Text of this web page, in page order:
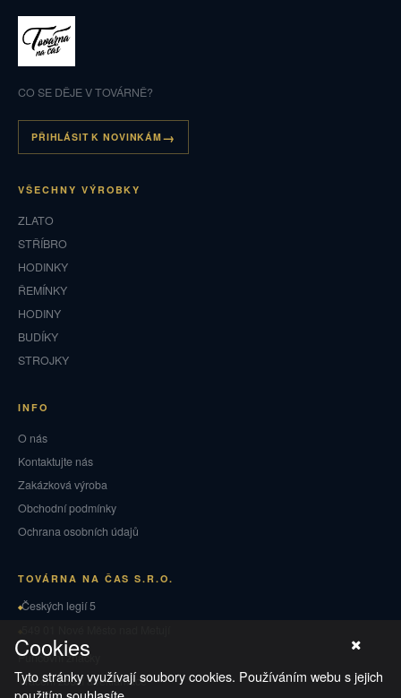
CO SE DĚJE V TOVÁRNĚ?
PŘIHLÁSIT K NOVINKÁM
VŠECHNY VÝROBKY
ZLATO
STŘÍBRO
HODINKY
ŘEMÍNKY
HODINY
BUDÍKY
STROJKY
INFO
O nás
Kontaktujte nás
Zakázková výroba
Obchodní podmínky
Ochrana osobních údajů
TOVÁRNA NA ČAS S.R.O.
Českých legií 5
Puncovní značky
Vrácení zboží a reklamace
Cookies
Tyto stránky využívají soubory cookies. Používáním webu s jejich